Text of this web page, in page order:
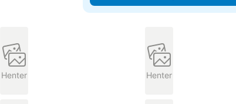
Henter Henter